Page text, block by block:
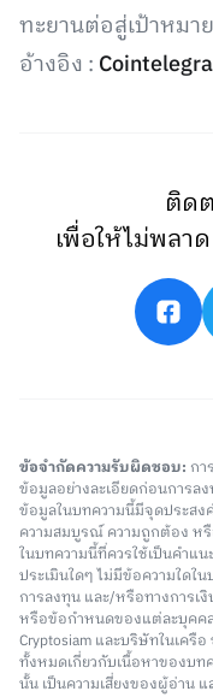
ทะยานต่อสู่เป้าหมา
อ้างอิง :
ติด
เพื่อให้ไม่พลา
ข้อจำกัดความรับผิดชอบ: กา
ข้อมูลอย่างละเอียดก่อนการล
ข้อมูลในบทความนี้มีจุดประสง
ความสมบูรณ์ ความถูกต้อง ห
ในบทความนี้ที่ควรใช้เป็นคำแ
ประเมินใดๆ ไม่มีข้อความใดใ
การลงทุน และ/หรือทางการเ
หรือข้อกำหนดของแต่ละบุคค
Cryptosiam และบริษัทในเค
ทั้งหมดเกี่ยวกับเนื้อหาของบท
นั้น เป็นความเสี่ยงของผู้อ่าน แ